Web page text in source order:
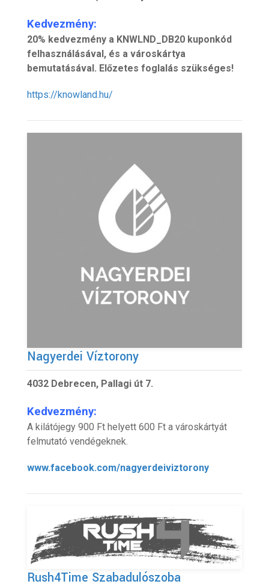
Kedvezmény:
20% kedvezmény a KNWLND_DB20 kuponkód
felhasználásával, és a városkártya
bemutatásával. Előzetes foglalás szükséges!
https://knowland.hu/
Nagyerdei Víztorony
4032 Debrecen, Pallagi út 7.
Kedvezmény:
A kilátójegy 900 Ft helyett 600 Ft a városkártyát
felmutató vendégeknek.
www.facebook.com/nagyerdeiviztorony
Rush4Time Szabadulószoba